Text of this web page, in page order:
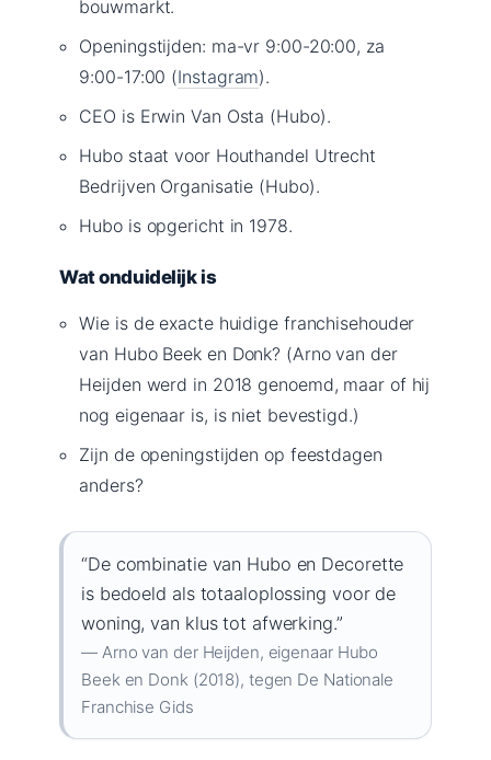
bouwmarkt.
Openingstijden: ma-vr 9:00-20:00, za
9:00-17:00 (Instagram).
CEO is Erwin Van Osta (Hubo).
Hubo staat voor Houthandel Utrecht
Bedrijven Organisatie (Hubo).
Hubo is opgericht in 1978.
Wat onduidelijk is
Wie is de exacte huidige franchisehouder
van Hubo Beek en Donk? (Arno van der
Heijden werd in 2018 genoemd, maar of hij
nog eigenaar is, is niet bevestigd.)
Zijn de openingstijden op feestdagen
anders?
“De combinatie van Hubo en Decorette
is bedoeld als totaaloplossing voor de
woning, van klus tot afwerking.”
— Arno van der Heijden, eigenaar Hubo
Beek en Donk (2018), tegen De Nationale
Franchise Gids